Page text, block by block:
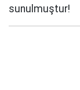
sunulmuştur!